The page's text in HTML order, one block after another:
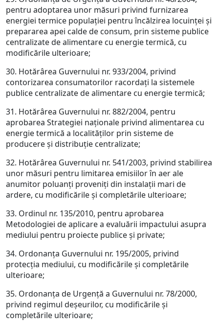
pentru adoptarea unor măsuri privind furnizarea
energiei termice populaţiei pentru încălzirea locuinţei şi
prepararea apei calde de consum, prin sisteme publice
centralizate de alimentare cu energie termică, cu
modificările ulterioare;
30. Hotărârea Guvernului nr. 933/2004, privind
contorizarea consumatorilor racordaţi la sistemele
publice centralizate de alimentare cu energie termică;
31. Hotărârea Guvernului nr. 882/2004, pentru
aprobarea Strategiei naţionale privind alimentarea cu
energie termică a localităţilor prin sisteme de
producere şi distribuţie centralizate;
32. Hotărârea Guvernului nr. 541/2003, privind stabilirea
unor măsuri pentru limitarea emisiilor în aer ale
anumitor poluanţi proveniţi din instalaţii mari de
ardere, cu modificările şi completările ulterioare;
33. Ordinul nr. 135/2010, pentru aprobarea
Metodologiei de aplicare a evaluării impactului asupra
mediului pentru proiecte publice şi private;
34. Ordonanţa Guvernului nr. 195/2005, privind
protecţia mediului, cu modificările şi completările
ulterioare;
35. Ordonanţa de Urgenţă a Guvernului nr. 78/2000,
privind regimul deşeurilor, cu modificările şi
completările ulterioare;